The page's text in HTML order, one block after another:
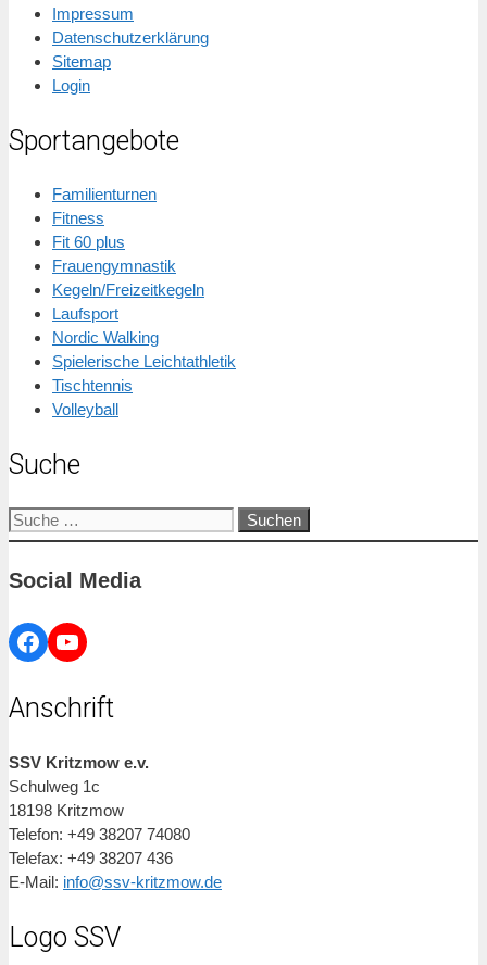
Impressum
Datenschutzerklärung
Sitemap
Login
Sportangebote
Familienturnen
Fitness
Fit 60 plus
Frauengymnastik
Kegeln/Freizeitkegeln
Laufsport
Nordic Walking
Spielerische Leichtathletik
Tischtennis
Volleyball
Suche
Suche
nach:
Social Media
Facebook
YouTube
Anschrift
SSV Kritzmow e.v.
Schulweg 1c
18198 Kritzmow
Telefon: +49 38207 74080
Telefax: +49 38207 436
E-Mail: info@ssv-kritzmow.de
Logo SSV